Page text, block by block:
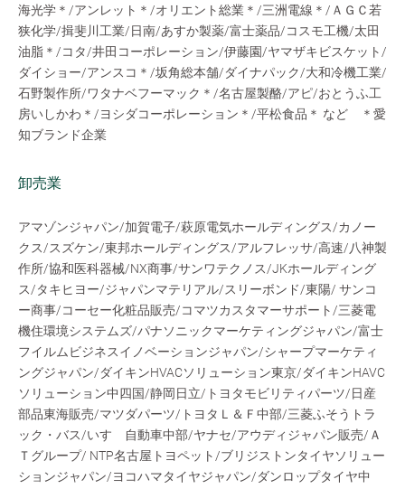
海光学＊/アンレット＊/オリエント総業＊/三洲電線＊/ＡＧＣ若
狭化学/揖斐川工業/日南/あすか製薬/富士薬品/コスモ工機/太田
油脂＊/コタ/井田コーポレーション/伊藤園/ヤマザキビスケット/
ダイショー/アンスコ＊/坂角総本舗/ダイナパック/大和冷機工業/
石野製作所/ワタナベフーマック＊/名古屋製酪/アピ/おとうふ工
房いしかわ＊/ヨシダコーポレーション＊/平松食品＊ など ＊愛
知ブランド企業
卸売業
アマゾンジャパン/加賀電子/萩原電気ホールディングス/カノー
クス/スズケン/東邦ホールディングス/アルフレッサ/高速/八神製
作所/協和医科器械/NX商事/サンワテクノス/JKホールディング
ス/タキヒヨー/ジャパンマテリアル/スリーボンド/東陽/ サンコ
ー商事/コーセー化粧品販売/コマツカスタマーサポート/三菱電
機住環境システムズ/パナソニックマーケティングジャパン/富士
フイルムビジネスイノベーションジャパン/シャープマーケティ
ングジャパン/ダイキンHVACソリューション東京/ダイキンHAVC
ソリューション中四国/静岡日立/トヨタモビリティパーツ/日産
部品東海販売/マツダパーツ/トヨタＬ＆Ｆ中部/三菱ふそうトラ
ック・バス/いすゞ自動車中部/ヤナセ/アウディジャパン販売/Ａ
Ｔグループ/ NTP名古屋トヨペット/ブリジストンタイヤソリュー
ションジャパン/ヨコハマタイヤジャパン/ダンロップタイヤ中